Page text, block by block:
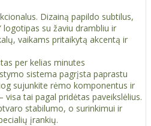
Dizainą papildo subtilus,
logotipas su žaviu drambliu ir
vaikams pritaikytą akcentą ir
per kelias minutes
sistema pagrįsta paprastu
sujunkite rėmo komponentus ir
visa tai pagal pridėtas paveikslėlius.
stabilumo, o surinkimui ir
įrankių.